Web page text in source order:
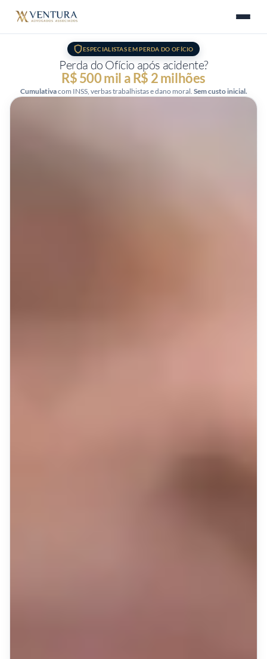
ESPECIALISTAS EM PERDA DO OFÍCIO
Perda do Ofício após acidente?
R$ 500 mil a R$ 2 milhões
Cumulativacom INSS, verbas trabalhistas e dano moral. Sem custo inicial.